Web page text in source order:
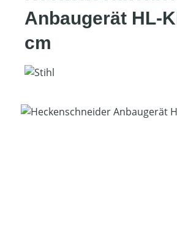
Anbaugerät HL-
cm
Bildergalerie überspringen